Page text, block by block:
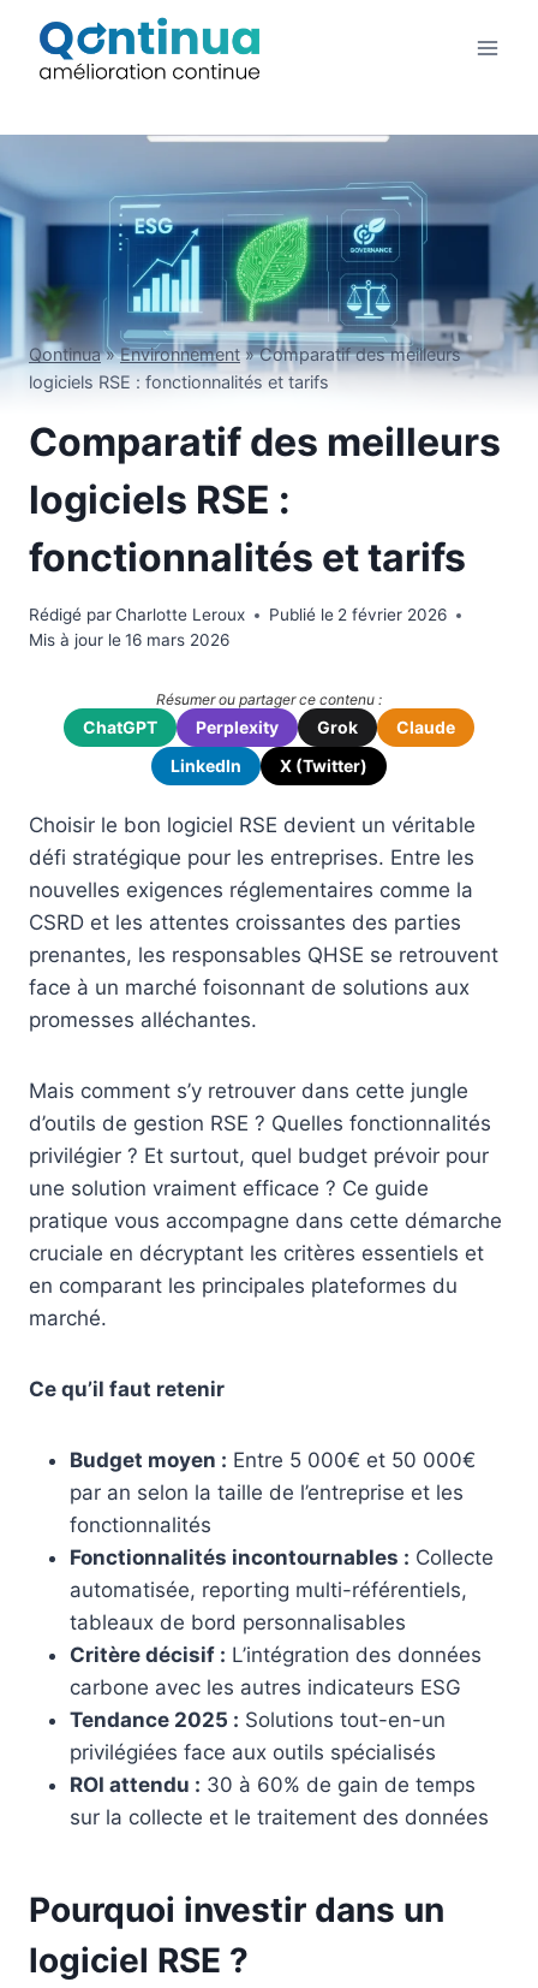
contenu
Qontinua»Environnement»Comparatif des meilleurs
logiciels RSE : fonctionnalités et tarifs
Comparatif des meilleurs
logiciels RSE :
fonctionnalités et tarifs
Rédigé parCharlotte Leroux Publié le 2 février 2026
Mis à jour le16 mars 2026
Résumer ou partager ce contenu :
ChatGPT Perplexity Grok
Claude
LinkedIn
X (Twitter)
Choisir le bon logiciel RSE devient un véritable
défi stratégique pour les entreprises. Entre les
nouvelles exigences réglementaires comme la
CSRD et les attentes croissantes des parties
prenantes, les responsables QHSE se retrouvent
face à un marché foisonnant de solutions aux
promesses alléchantes.
Mais comment s’y retrouver dans cette jungle
d’outils de gestion RSE ? Quelles fonctionnalités
privilégier ? Et surtout, quel budget prévoir pour
une solution vraiment efficace ? Ce guide
pratique vous accompagne dans cette démarche
cruciale en décryptant les critères essentiels et
en comparant les principales plateformes du
marché.
Ce qu’il faut retenir
Budget moyen : Entre 5 000€ et 50 000€
par an selon la taille de l’entreprise et les
fonctionnalités
Fonctionnalités incontournables : Collecte
automatisée, reporting multi-référentiels,
tableaux de bord personnalisables
Critère décisif : L’intégration des données
carbone avec les autres indicateurs ESG
Tendance 2025 : Solutions tout-en-un
privilégiées face aux outils spécialisés
ROI attendu : 30 à 60% de gain de temps
sur la collecte et le traitement des données
Pourquoi investir dans un
logiciel RSE ?